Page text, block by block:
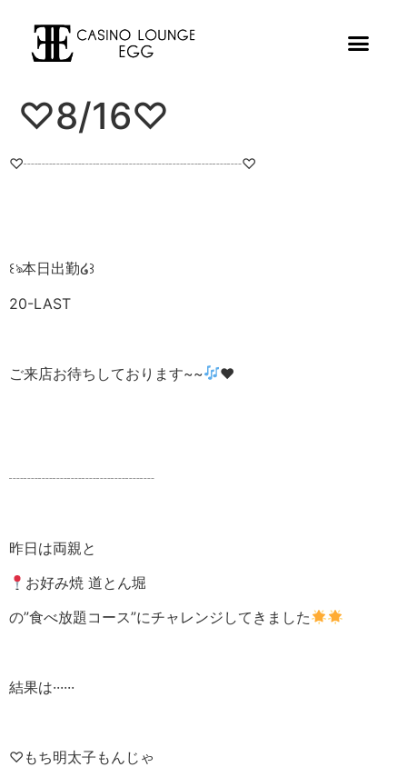
♡8/16♡
♡┈┈┈┈┈┈┈┈┈┈┈┈┈┈┈♡
꒰ঌ本日出勤໒꒱
20-LAST
ご来店お待ちしております~~ ❤︎
┈┈┈┈┈┈┈┈┈┈
昨日は両親と
お好み焼 道とん堀
の”食べ放題コース”にチャレンジしてきました
結果は······
♡もち明太子もんじゃ